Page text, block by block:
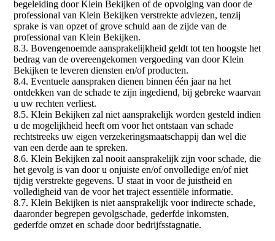
begeleiding door Klein Bekijken of de opvolging van door de
professional van Klein Bekijken verstrekte adviezen, tenzij
sprake is van opzet of grove schuld aan de zijde van de
professional van Klein Bekijken.
8.3. Bovengenoemde aansprakelijkheid geldt tot ten hoogste het
bedrag van de overeengekomen vergoeding van door Klein
Bekijken te leveren diensten en/of producten.
8.4. Eventuele aanspraken dienen binnen één jaar na het
ontdekken van de schade te zijn ingediend, bij gebreke waarvan
u uw rechten verliest.
8.5. Klein Bekijken zal niet aansprakelijk worden gesteld indien
u de mogelijkheid heeft om voor het ontstaan van schade
rechtstreeks uw eigen verzekeringsmaatschappij dan wel die
van een derde aan te spreken.
8.6. Klein Bekijken zal nooit aansprakelijk zijn voor schade, die
het gevolg is van door u onjuiste en/of onvolledige en/of niet
tijdig verstrekte gegevens. U staat in voor de juistheid en
volledigheid van de voor het traject essentiële informatie.
8.7. Klein Bekijken is niet aansprakelijk voor indirecte schade,
daaronder begrepen gevolgschade, gederfde inkomsten,
gederfde omzet en schade door bedrijfsstagnatie.